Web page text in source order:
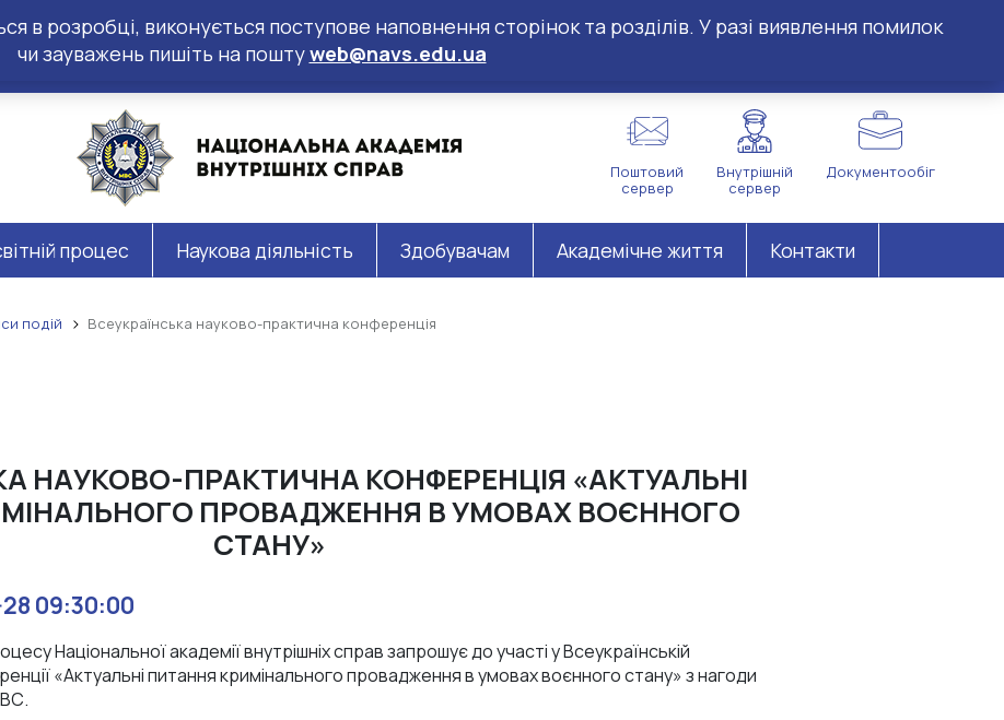
в розробці, виконується поступове наповнення сторінок та розділів. У разі виявлення помилок
чи зауважень пишіть на поштуweb@navs.edu.ua
Поштовий
сервер
Внутрішній
сервер
Документообіг
процес Наукова діяльність Здобувачам Академічне життя Контакти
подій Всеукраїнська науково-практична конференція
НАУКОВО-ПРАКТИЧНА КОНФЕРЕНЦІЯ «АКТУАЛЬНІ
ПРОВАДЖЕННЯ В УМОВАХ ВОЄННОГО
СТАНУ»
09:30:00
Національної академії внутрішніх справ запрошує до участі у Всеукраїнській
«Актуальні питання кримінального провадження в умовах воєнного стану» з нагоди